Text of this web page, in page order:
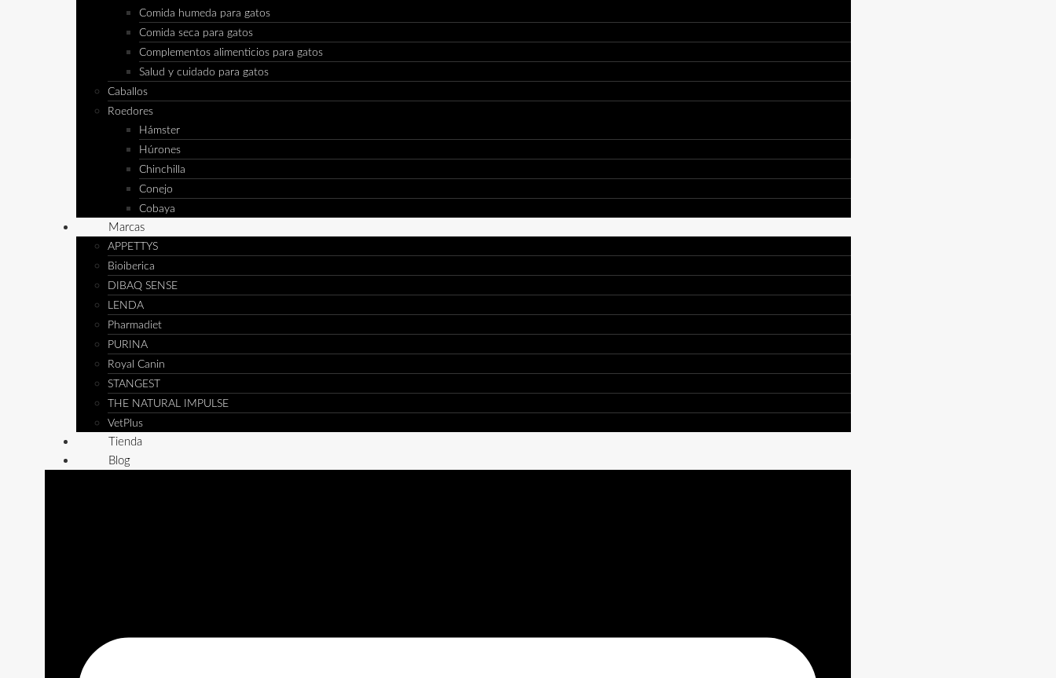
Comida humeda para gatos
Comida seca para gatos
Complementos alimenticios para gatos
Salud y cuidado para gatos
Caballos
Roedores
Hámster
Húrones
Chinchilla
Conejo
Cobaya
Marcas
APPETTYS
Bioiberica
DIBAQ SENSE
LENDA
Pharmadiet
PURINA
Royal Canin
STANGEST
THE NATURAL IMPULSE
VetPlus
Tienda
Blog